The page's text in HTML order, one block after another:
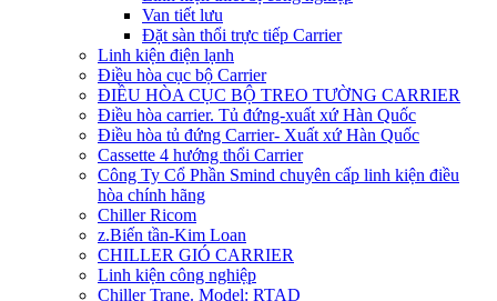
Van tiết lưu
Đặt sàn thổi trực tiếp Carrier
Linh kiện điện lạnh
Điều hòa cục bộ Carrier
ĐIỀU HÒA CỤC BỘ TREO TƯỜNG CARRIER
Điều hòa carrier. Tủ đứng-xuất xứ Hàn Quốc
Điều hòa tủ đứng Carrier- Xuất xứ Hàn Quốc
Cassette 4 hướng thổi Carrier
Công Ty Cổ Phần Smind chuyên cấp linh kiện điều
hòa chính hãng
Chiller Ricom
z.Biến tần-Kim Loan
CHILLER GIÓ CARRIER
Linh kiện công nghiệp
Chiller Trane. Model: RTAD